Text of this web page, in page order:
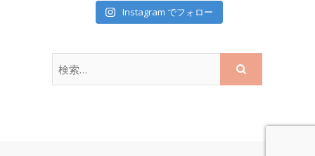
Instagram でフォロー